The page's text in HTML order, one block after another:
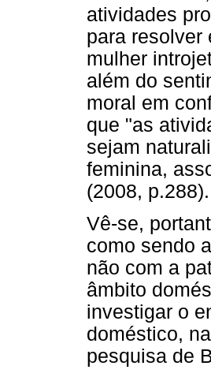
atividades
para resolver
mulher
além do
moral em
que "as
sejam
feminina,
(2008, p.288).
Vê-se,
como sendo
não com a
âmbito
investigar o
doméstico,
pesquisa de